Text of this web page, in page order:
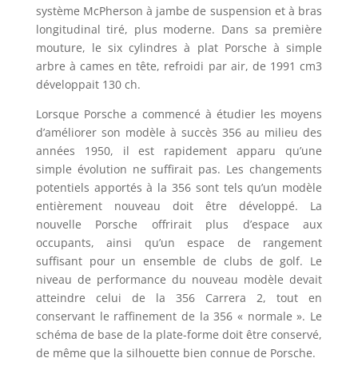
système McPherson à jambe de suspension et à bras
longitudinal tiré, plus moderne. Dans sa première
mouture, le six cylindres à plat Porsche à simple
arbre à cames en tête, refroidi par air, de 1991 cm3
développait 130 ch.
Lorsque Porsche a commencé à étudier les moyens
d’améliorer son modèle à succès 356 au milieu des
années 1950, il est rapidement apparu qu’une
simple évolution ne suffirait pas. Les changements
potentiels apportés à la 356 sont tels qu’un modèle
entièrement nouveau doit être développé. La
nouvelle Porsche offrirait plus d’espace aux
occupants, ainsi qu’un espace de rangement
suffisant pour un ensemble de clubs de golf. Le
niveau de performance du nouveau modèle devait
atteindre celui de la 356 Carrera 2, tout en
conservant le raffinement de la 356 « normale ». Le
schéma de base de la plate-forme doit être conservé,
de même que la silhouette bien connue de Porsche.